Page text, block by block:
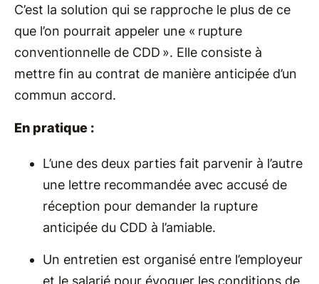
C’est la solution qui se rapproche le plus de ce
que l’on pourrait appeler une « rupture
conventionnelle de CDD ». Elle consiste à
mettre fin au contrat de manière anticipée d’un
commun accord.
En pratique :
L’une des deux parties fait parvenir à l’autre
une lettre recommandée avec accusé de
réception pour demander la rupture
anticipée du CDD à l’amiable.
Un entretien est organisé entre l’employeur